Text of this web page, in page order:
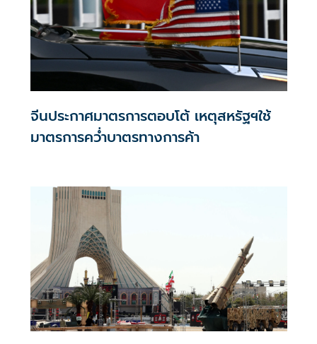
จีนประกาศมาตรการตอบโต้ เหตุสหรัฐฯใช้
มาตรการคว่ำบาตรทางการค้า